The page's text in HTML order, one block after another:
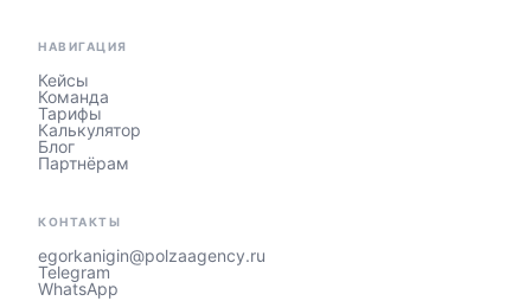
НАВИГАЦИЯ
Кейсы
Команда
Тарифы
Калькулятор
Блог
Партнёрам
КОНТАКТЫ
egorkanigin@polzaagency.ru
Telegram
WhatsApp